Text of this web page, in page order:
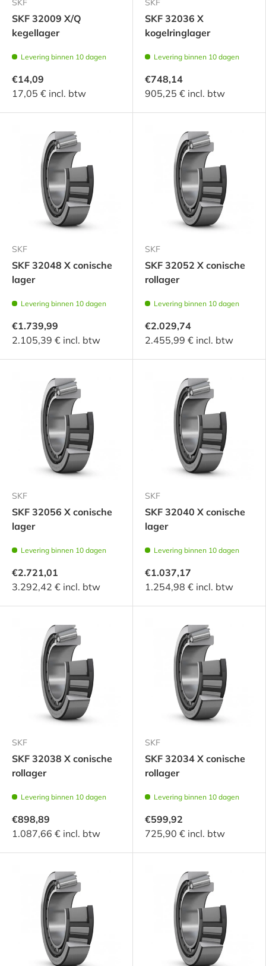
SKF
SKF 32009 X/Q
kegellager
Levering binnen 10 dagen
€14,09
17,05 € incl. btw
SKF
SKF 32036 X
kogelringlager
Levering binnen 10 dagen
€748,14
905,25 € incl. btw
SKF
SKF 32048 X conische
lager
Levering binnen 10 dagen
€1.739,99
2.105,39 € incl. btw
SKF
SKF 32052 X conische
rollager
Levering binnen 10 dagen
€2.029,74
2.455,99 € incl. btw
SKF
SKF 32056 X conische
lager
Levering binnen 10 dagen
€2.721,01
3.292,42 € incl. btw
SKF
SKF 32040 X conische
lager
Levering binnen 10 dagen
€1.037,17
1.254,98 € incl. btw
SKF
SKF 32038 X conische
rollager
Levering binnen 10 dagen
€898,89
1.087,66 € incl. btw
SKF
SKF 32034 X conische
rollager
Levering binnen 10 dagen
€599,92
725,90 € incl. btw